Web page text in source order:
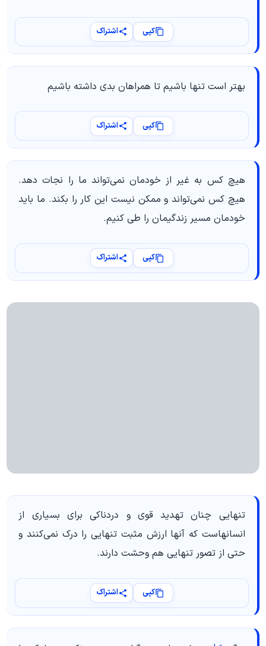
کپی اشتراک
بهتر است تنها باشیم تا همراهان بدی داشته باشیم
کپی اشتراک
هیچ کس به غیر از خودمان نمی‌تواند ما را نجات دهد.
هیچ کس نمی‌تواند و ممکن نیست این کار را بکند. ما باید
خودمان مسیر زندگیمان را طی کنیم.
کپی اشتراک
تنهایی چنان تهدید قوی و دردناکی برای بسیاری از
انسانهاست که آنها ارزش مثبت تنهایی را درک نمی‌کنند و
حتی از تصور تنهایی هم وحشت دارند.
کپی اشتراک